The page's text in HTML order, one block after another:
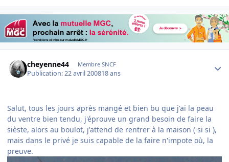
cheyenne44 Membre SNCF
Publication:22 avril 200818 ans
Salut, tous les jours après mangé et bien bu que j'ai la peau
du ventre bien tendu, j'éprouve un grand besoin de faire la
sièste, alors au boulot, j'attend de rentrer à la maison ( si si ),
mais dans le privé je suis capable de la faire n'impote où, la
preuve.